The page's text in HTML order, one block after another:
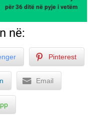
për 36 ditë në pyje i vetëm
në:
Pinterest
Email